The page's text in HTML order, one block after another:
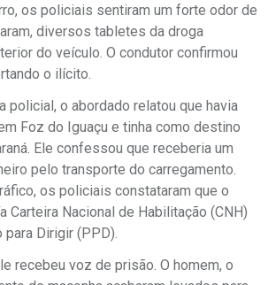
os policiais sentiram um forte odor de
diversos tabletes da droga
do veículo. O condutor confirmou
o ilícito.
policial, o abordado relatou que havia
Foz do Iguaçu e tinha como destino
Ele confessou que receberia um
pelo transporte do carregamento.
os policiais constataram que o
Carteira Nacional de Habilitação (CNH)
Dirigir (PPD).
recebeu voz de prisão. O homem, o